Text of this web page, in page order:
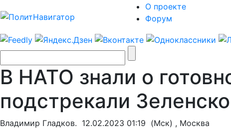
О проекте
Форум
В НАТО знали о
подстрекали
Владимир Гладков. 12.02.2023 01:19 (Мск) , Москва